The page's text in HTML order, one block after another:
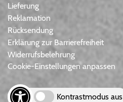
Lieferung
Reklamation
Rücksendung
Erklärung zur Barrierefreiheit
Widerrufsbelehrung
Cookie-Einstellungen anpassen
Kontrastmodus aus